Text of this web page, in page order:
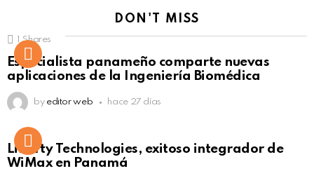
DON'T MISS
Click to view this post
Shares
Especialista panameño comparte nuevas
aplicaciones de la Ingeniería Biomédica
by editor web hace 27 días
Liberty Technologies, exitoso integrador de
WiMax en Panamá